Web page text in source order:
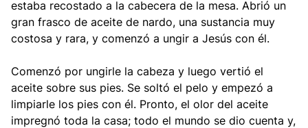
estaba recostado a la cabecera de la mesa. Abrió un
gran frasco de aceite de nardo, una sustancia muy
costosa y rara, y comenzó a ungir a Jesús con él.
Comenzó por ungirle la cabeza y luego vertió el
aceite sobre sus pies. Se soltó el pelo y empezó a
limpiarle los pies con él. Pronto, el olor del aceite
impregnó toda la casa; todo el mundo se dio cuenta y,